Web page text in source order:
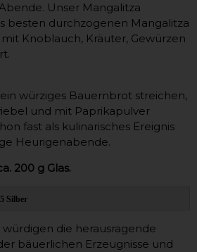
Unser Mangalitza
besten durchzogenen Mangalitza
Knoblauch, Kräuter, Gewürzen
würziges Bauernbrot streichen,
und mit Paprikapulver
fast als kulinarisches Ereignis
Heurigenabende.
200 g Glas.
Silber
die herausragende
bäuerlichen Erzeugnisse und